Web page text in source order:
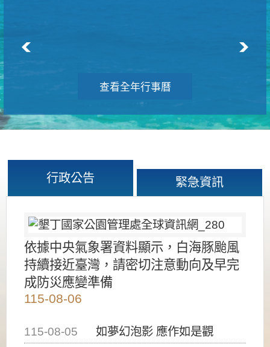
查看全年行事曆
行政公告 緊急資訊
依據中央氣象署資料顯示，白海豚颱風
持續接近臺灣，請密切注意動向及早完
成防災應變準備
115-08-06
115-08-05
如夢幻泡影 應作如是觀